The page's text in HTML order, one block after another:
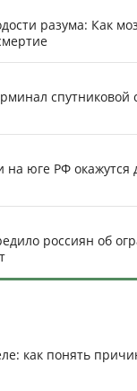
разума: Как
спутниковой
на юге РФ окажутся
россиян об
как понять